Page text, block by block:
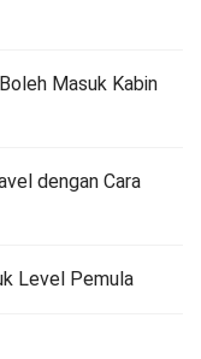
Masuk Kabin
dengan Cara
Level Pemula